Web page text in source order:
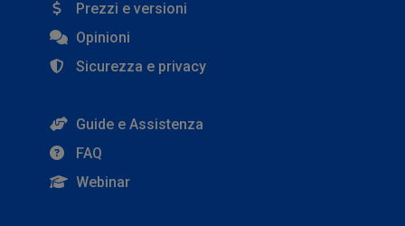
Prezzi e versioni
Opinioni
Sicurezza e privacy
Guide e Assistenza
FAQ
Webinar